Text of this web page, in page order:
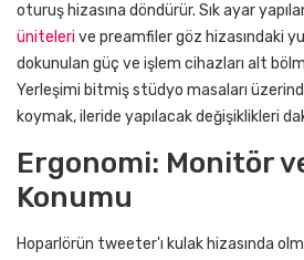
oturuş hizasına döndürür. Sık ayar
üniteleri ve preamfiler göz hizasındaki
dokunulan güç ve işlem cihazları alt
Yerleşimi bitmiş stüdyo masaları
koymak, ileride yapılacak değişiklikleri
Ergonomi: Monitör
Konumu
Hoparlörün tweeter'ı kulak hizasında